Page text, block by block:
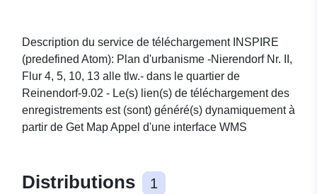
Description du service de téléchargement INSPIRE
(predefined Atom): Plan d'urbanisme -Nierendorf Nr. II,
Flur 4, 5, 10, 13 alle tlw.- dans le quartier de
Reinendorf-9.02 - Le(s) lien(s) de téléchargement des
enregistrements est (sont) généré(s) dynamiquement à
partir de Get Map Appel d'une interface WMS
Distributions 1